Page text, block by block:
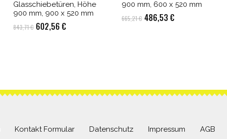
Glasschiebetüren, Höhe
900 mm, 900 x 520 mm
843,71€ Ursprünglicher
602,56 €Aktueller
900 mm, 600 x 520 mm
665,21€ Ursprünglicher
486,53 €Aktueller
Kontakt Formular Datenschutz Impressum AGB